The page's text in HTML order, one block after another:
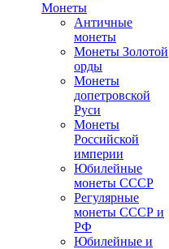
Монеты
Античные
монеты
Монеты Золотой
орды
Монеты
допетровской
Руси
Монеты
Российской
империи
Юбилейные
монеты СССР
Регулярные
монеты СССР и
РФ
Юбилейные и